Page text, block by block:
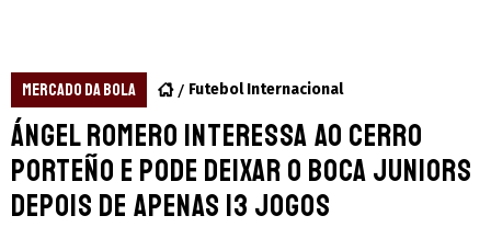
MERCADO DA BOLA Futebol Internacional
Ángel Romero interessa ao Cerro
Porteño e pode deixar o Boca Juniors
depois de apenas 13 jogos